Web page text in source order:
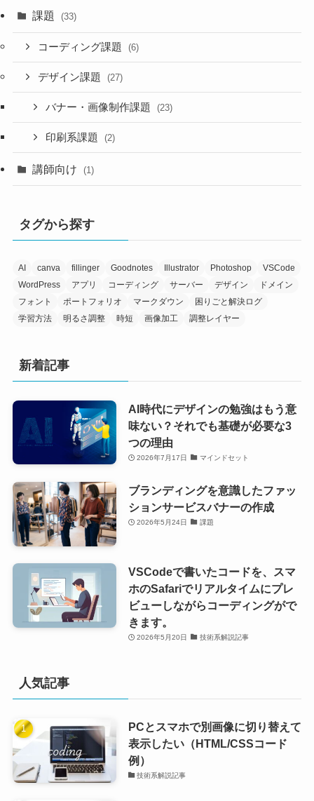
課題 (33)
コーディング課題 (6)
デザイン課題 (27)
バナー・画像制作課題 (23)
印刷系課題 (2)
講師向け (1)
タグから探す
AI canva fillinger Goodnotes Illustrator Photoshop
VSCode
WordPress
アプリ コーディング サーバー デザイン
ドメイン
フォント
ポートフォリオ マークダウン
困りごと解決ログ
学習方法
明るさ調整 時短 画像加工 調整レイヤー
新着記事
AI時代にデザインの勉強はもう意
味ない？それでも基礎が必要な3
つの理由
2026年7月17日 マインドセット
ブランディングを意識したファッ
ションサービスバナーの作成
2026年5月24日 課題
VSCodeで書いたコードを、スマ
ホのSafariでリアルタイムにプレ
ビューしながらコーディングがで
きます。
2026年5月20日 技術系解説記事
人気記事
PCとスマホで別画像に切り替えて
表示したい（HTML/CSSコード
例）
技術系解説記事